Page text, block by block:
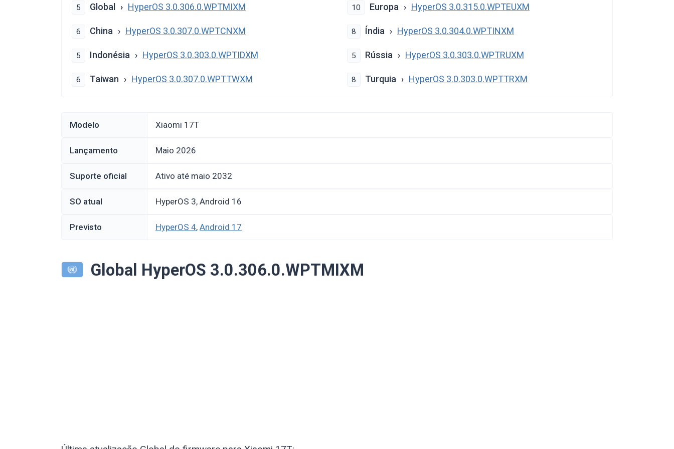
5 Global HyperOS 3.0.306.0.WPTMIXM 10 Europa HyperOS 3.0.315.0.WPTEUXM
6 China HyperOS 3.0.307.0.WPTCNXM 8 Índia HyperOS 3.0.304.0.WPTINXM
5 Indonésia HyperOS 3.0.303.0.WPTIDXM 5 Rússia HyperOS 3.0.303.0.WPTRUXM
6 Taiwan HyperOS 3.0.307.0.WPTTWXM 8 Turquia HyperOS 3.0.303.0.WPTTRXM
Modelo Xiaomi 17T
Lançamento maio 2026
Suporte oficial Ativo até maio 2032
SO atual HyperOS 3, Android 16
Previsto HyperOS 4, Android 17
Global HyperOS 3.0.306.0.WPTMIXM